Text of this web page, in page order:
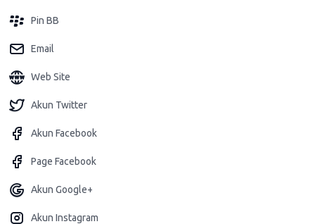
Pin BB
Email
Web Site
Akun Twitter
Akun Facebook
Page Facebook
Akun Google+
Akun Instagram